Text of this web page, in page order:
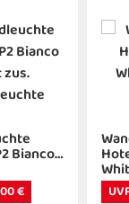
Bianco
€